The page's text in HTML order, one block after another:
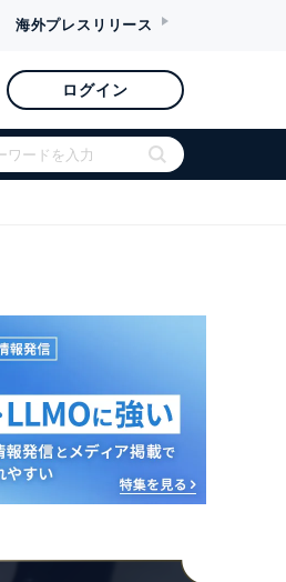
海外プレスリリース
ログイン